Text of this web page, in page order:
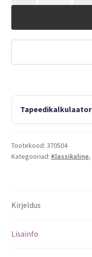
Tapeedikalkulaator
Tootekood: 370504
Kategooriad: Klassikaline,
Kirjeldus
Lisainfo